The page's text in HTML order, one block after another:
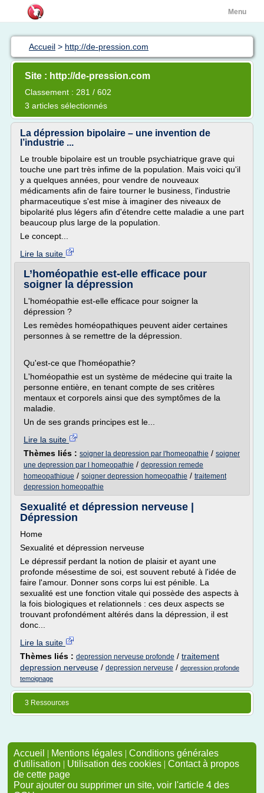
Menu
Accueil > http://de-pression.com
Site : http://de-pression.com
Classement : 281 / 602
3 articles sélectionnés
La dépression bipolaire – une invention de
l’industrie ...
Le trouble bipolaire est un trouble psychiatrique grave qui
touche une part très infime de la population. Mais voici qu'il
y a quelques années, pour vendre de nouveaux
médicaments afin de faire tourner le business, l'industrie
pharmaceutique s'est mise à imaginer des niveaux de
bipolarité plus légers afin d'étendre cette maladie a une part
beaucoup plus large de la population.
Le concept...
Lire la suite
L’homéopathie est-elle efficace pour
soigner la dépression
L'homéopathie est-elle efficace pour soigner la
dépression ?
Les remèdes homéopathiques peuvent aider certaines
personnes à se remettre de la dépression.
Qu'est-ce que l'homéopathie?
L'homéopathie est un système de médecine qui traite la
personne entière, en tenant compte de ses critères
mentaux et corporels ainsi que des symptômes de la
maladie.
Un de ses grands principes est le...
Lire la suite
Thèmes liés : soigner la depression par l'homeopathie / soigner
une depression par l homeopathie / depression remede
homeopathique / soigner depression homeopathie / traitement
depression homeopathie
Sexualité et dépression nerveuse |
Dépression
Home
Sexualité et dépression nerveuse
Le dépressif perdant la notion de plaisir et ayant une
profonde mésestime de soi, est souvent rebuté à l'idée de
faire l'amour. Donner sons corps lui est pénible. La
sexualité est une fonction vitale qui possède des aspects à
la fois biologiques et relationnels : ces deux aspects se
trouvant profondément altérés dans la dépression, il est
donc...
Lire la suite
Thèmes liés : depression nerveuse profonde / traitement
depression nerveuse / depression nerveuse / depression profonde
temoignage
3 Ressources
Accueil | Mentions légales | Conditions générales
d'utilisation | Utilisation des cookies | Contact à propos
de cette page
Pour ajouter ou supprimer un site, voir l'article 4 des